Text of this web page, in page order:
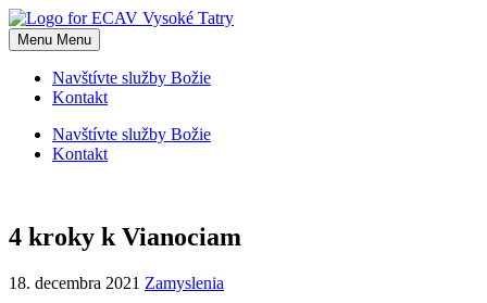
Skip
to
content
Menu Menu
Navštívte služby Božie
Kontakt
Navštívte služby Božie
Kontakt
4 kroky k Vianociam
18. decembra 2021 Zamyslenia